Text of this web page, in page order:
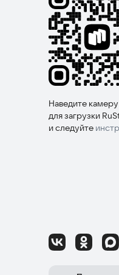
Наведите камеру
для загрузки
и следуйте